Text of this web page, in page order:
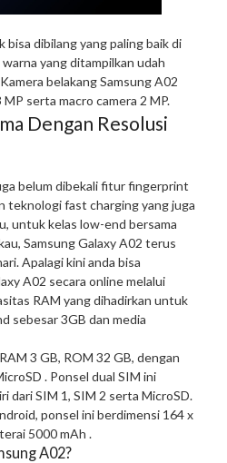
dibilang yang paling baik di
yang ditampilkan udah
belakang Samsung A02
serta macro camera 2 MP.
Dengan Resolusi
belum dibekali fitur fingerprint
teknologi fast charging yang juga
untuk kelas low-end bersama
Samsung Galaxy A02 terus
Apalagi kini anda bisa
A02 secara online melalui
RAM yang dihadirkan untuk
sebesar 3GB dan media
3 GB, ROM 32 GB, dengan
. Ponsel dual SIM ini
dari SIM 1, SIM 2 serta MicroSD.
ponsel ini berdimensi 164 x
5000 mAh .
A02?